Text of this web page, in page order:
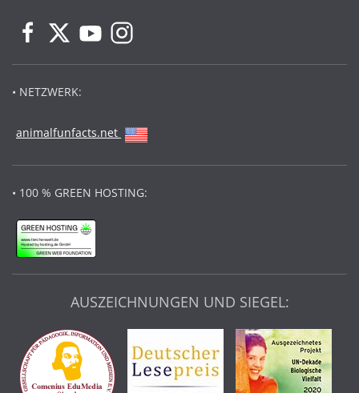
• NETZWERK:
animalfunfacts.net
• 100 % GREEN HOSTING:
AUSZEICHNUNGEN UND SIEGEL: